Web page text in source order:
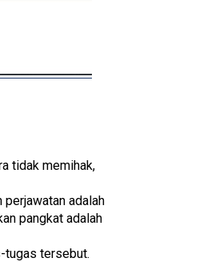
tidak memihak,
adalah
pangkat adalah
tugas tersebut.